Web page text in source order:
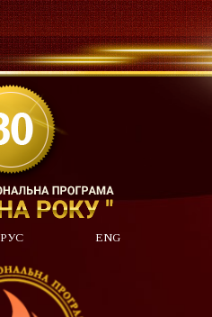
РУС ENG